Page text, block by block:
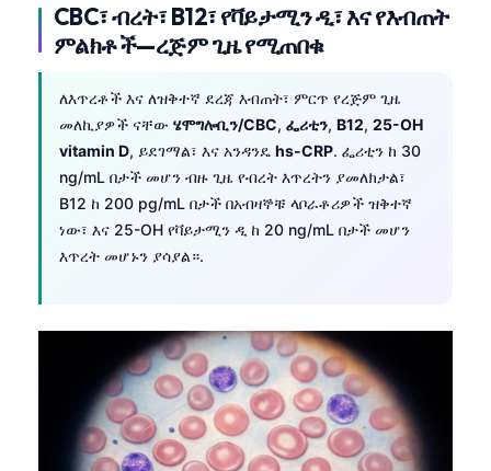
CBC፣ ብረት፣ B12፣ የቫይታሚን ዲ፣ እና የእብጠት
ምልክቶች—ረጅም ጊዜ የሚጠበቁ
ለእጥረቶች እና ለዝቅተኛ ደረጃ እብጠት፣ ምርጥ የረጅም ጊዜ
መለኪያዎች ናቸው ሄሞግሎቢን/CBC, ፌሪቲን, B12, 25-OH
vitamin D, ይደገማል፣ እና አንዳንዴ hs-CRP. ፌሪቲን ከ 30
ng/mL በታች መሆን ብዙ ጊዜ የብረት እጥረትን ያመለክታል፣
B12 ከ 200 pg/mL በታች በአብዛኞቹ ላቦራቶሪዎች ዝቅተኛ
ነው፣ እና 25-OH የቫይታሚን ዲ ከ 20 ng/mL በታች መሆን
እጥረት መሆኑን ያሳያል።.
ไทย
ဗမာစာ
ភាសាខ្មែរ
Kiswahili
Қазақ тілі
Suomi
Hrvatski
Slovenčina
پښتو